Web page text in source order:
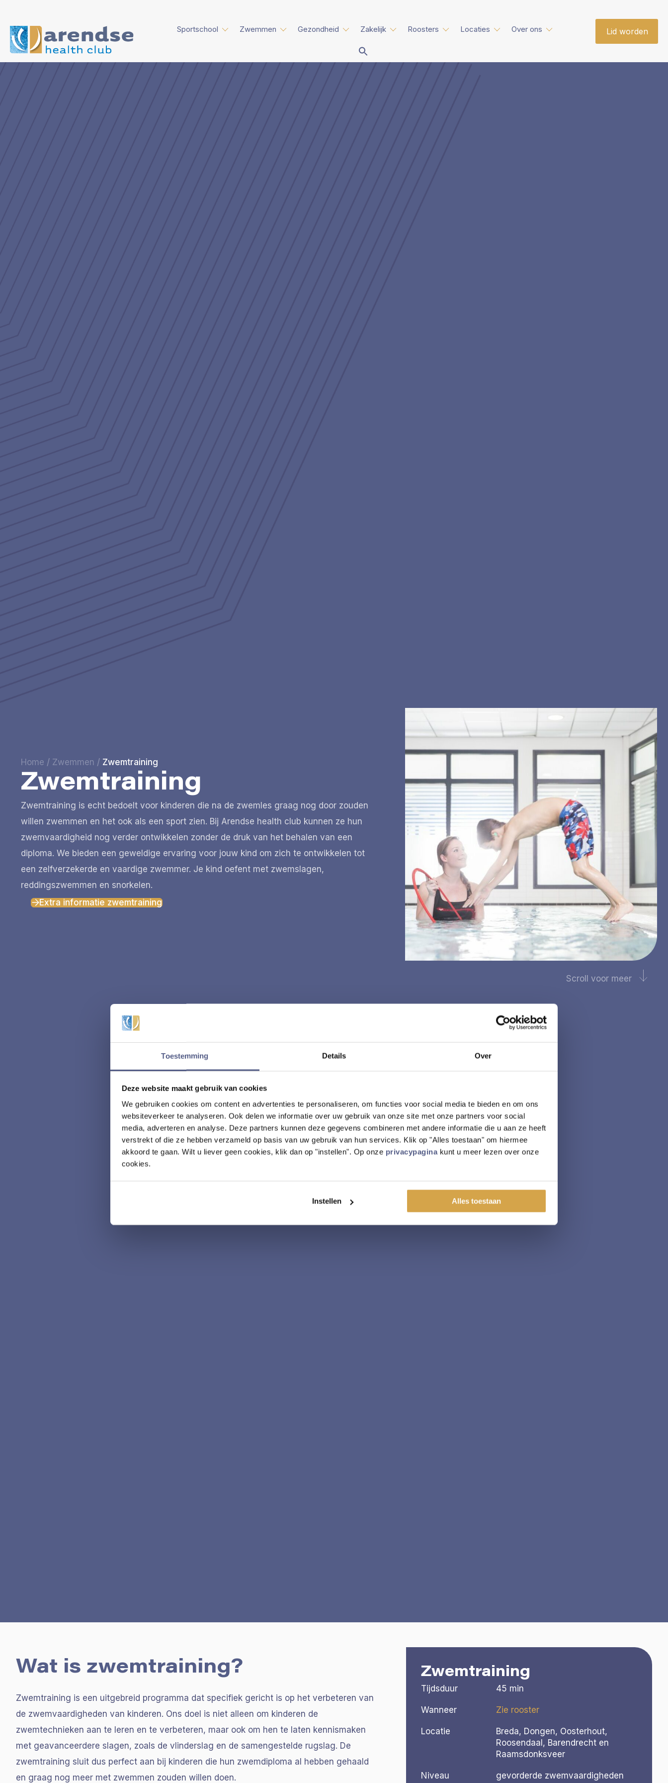
Toestemming Details Over
Deze website maakt gebruik van cookies
We gebruiken cookies om content en advertenties te personaliseren, om functies voor social media te bieden en om ons
websiteverkeer te analyseren. Ook delen we informatie over uw gebruik van onze site met onze partners voor social
media, adverteren en analyse. Deze partners kunnen deze gegevens combineren met andere informatie die u aan ze heeft
verstrekt of die ze hebben verzameld op basis van uw gebruik van hun services. Klik op "Alles toestaan" om hiermee
akkoord te gaan. Wilt u liever geen cookies, klik dan op "instellen". Op onze privacypaginakunt u meer lezen over onze
cookies.
Instellen Alles toestaan
Sportschool Zwemmen Gezondheid Zakelijk Roosters Locaties Over ons Lid worden
Home / Zwemmen / Zwemtraining
Zwemtraining
Zwemtraining is echt bedoelt voor kinderen die na de zwemles graag nog door zouden
willen zwemmen en het ook als een sport zien. Bij Arendse health club kunnen ze hun
zwemvaardigheid nog verder ontwikkelen zonder de druk van het behalen van een
diploma. We bieden een geweldige ervaring voor jouw kind om zich te ontwikkelen tot
een zelfverzekerde en vaardige zwemmer. Je kind oefent met zwemslagen,
reddingszwemmen en snorkelen.
Extra informatie zwemtraining
Scroll voor meer
Wat is zwemtraining?
Zwemtraining is een uitgebreid programma dat specifiek gericht is op het verbeteren van
de zwemvaardigheden van kinderen. Ons doel is niet alleen om kinderen de
zwemtechnieken aan te leren en te verbeteren, maar ook om hen te laten kennismaken
met geavanceerdere slagen, zoals de vlinderslag en de samengestelde rugslag. De
zwemtraining sluit dus perfect aan bij kinderen die hun zwemdiploma al hebben gehaald
en graag nog meer met zwemmen zouden willen doen.
Zwemtraining
Tijdsduur 45 min
Wanneer Zie rooster
Locatie
Breda, Dongen, Oosterhout,
Roosendaal, Barendrecht en
Raamsdonksveer
Niveau gevorderde zwemvaardigheden